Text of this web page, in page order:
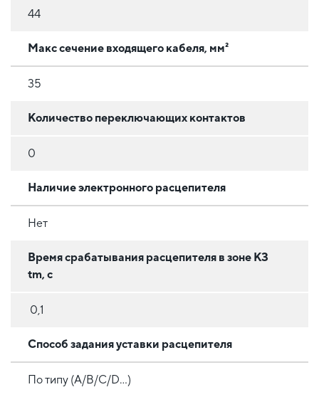
44
Макс сечение входящего кабеля, мм²
35
Количество переключающих контактов
0
Наличие электронного расцепителя
Нет
Время срабатывания расцепителя в зоне КЗ
tm, с
0,1
Способ задания уставки расцепителя
По типу (A/B/C/D...)